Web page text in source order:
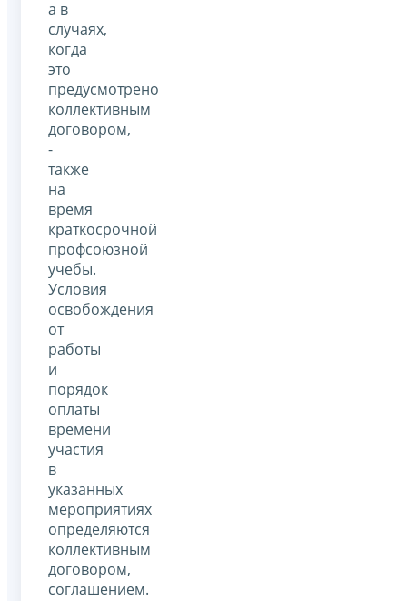
а в
случаях,
когда
это
предусмотрено
коллективным
договором,
-
также
на
время
краткосрочной
профсоюзной
учебы.
Условия
освобождения
от
работы
и
порядок
оплаты
времени
участия
в
указанных
мероприятиях
определяются
коллективным
договором,
соглашением.